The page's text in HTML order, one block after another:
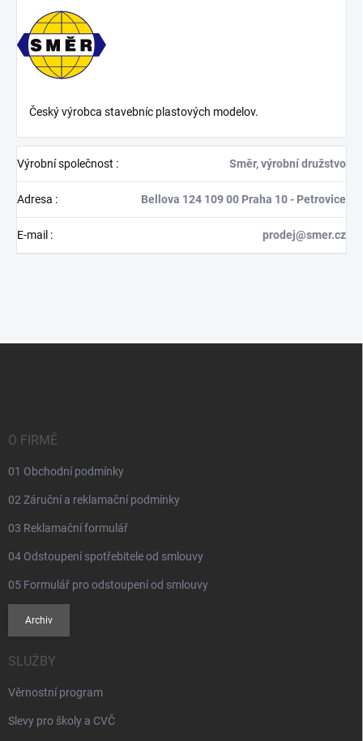
Český výrobca stavebníc plastových modelov.
Výrobní společnost : Směr, výrobní družstvo
Adresa : Bellova 124 109 00 Praha 10 - Petrovice
E-mail : prodej@smer.cz
O FIRMĚ
01 Obchodní podmínky
02 Záruční a reklamační podmínky
03 Reklamační formulář
04 Odstoupení spotřebitele od smlouvy
05 Formulář pro odstoupení od smlouvy
Archiv
SLUŽBY
Věrnostní program
Slevy pro školy a CVČ